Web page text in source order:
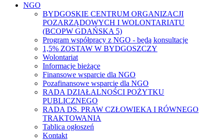
NGO
BYDGOSKIE CENTRUM ORGANIZACJI
POZARZĄDOWYCH I WOLONTARIATU
(BCOPW GDAŃSKA 5)
Program współpracy z NGO - będą konsultacje
1,5% ZOSTAW W BYDGOSZCZY
Wolontariat
Informacje bieżące
Finansowe wsparcie dla NGO
Pozafinansowe wsparcie dla NGO
RADA DZIAŁALNOŚCI POŻYTKU
PUBLICZNEGO
RADA DS. PRAW CZŁOWIEKA I RÓWNEGO
TRAKTOWANIA
Tablica ogłoszeń
Kontakt